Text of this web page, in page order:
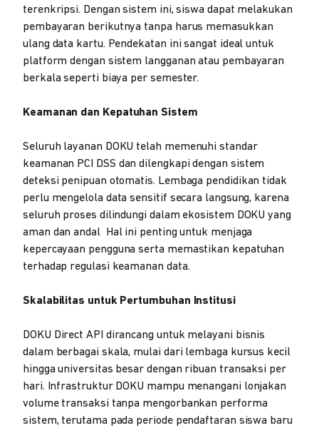
terenkripsi. Dengan sistem ini, siswa dapat melakukan
pembayaran berikutnya tanpa harus memasukkan
ulang data kartu. Pendekatan ini sangat ideal untuk
platform dengan sistem langganan atau pembayaran
berkala seperti biaya per semester.
Keamanan dan Kepatuhan Sistem
Seluruh layanan DOKU telah memenuhi standar
keamanan PCI DSS dan dilengkapi dengan sistem
deteksi penipuan otomatis. Lembaga pendidikan tidak
perlu mengelola data sensitif secara langsung, karena
seluruh proses dilindungi dalam ekosistem DOKU yang
aman dan andal Hal ini penting untuk menjaga
kepercayaan pengguna serta memastikan kepatuhan
terhadap regulasi keamanan data.
Skalabilitas untuk Pertumbuhan Institusi
DOKU Direct API dirancang untuk melayani bisnis
dalam berbagai skala, mulai dari lembaga kursus kecil
hingga universitas besar dengan ribuan transaksi per
hari. Infrastruktur DOKU mampu menangani lonjakan
volume transaksi tanpa mengorbankan performa
sistem, terutama pada periode pendaftaran siswa baru